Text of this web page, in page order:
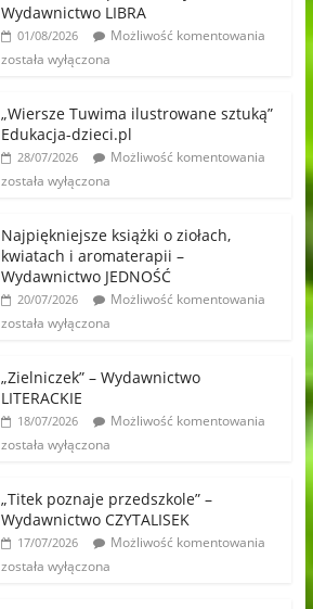
Wydawnictwo LIBRA
01/08/2026
Możliwość komentowania
została wyłączona
„Wiersze Tuwima ilustrowane sztuką”
Edukacja-dzieci.pl
28/07/2026
Możliwość komentowania
została wyłączona
Najpiękniejsze książki o ziołach,
kwiatach i aromaterapii –
Wydawnictwo JEDNOŚĆ
20/07/2026
Możliwość komentowania
została wyłączona
„Zielniczek” – Wydawnictwo
LITERACKIE
18/07/2026
Możliwość komentowania
została wyłączona
„Titek poznaje przedszkole” –
Wydawnictwo CZYTALISEK
17/07/2026
Możliwość komentowania
została wyłączona